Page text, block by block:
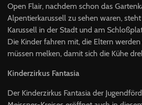
Open Flair, nachdem schon das
Alpentierkarussell zu sehen waren,
Karussell in der Stadt und am
Die Kinder fahren mit, die Eltern werden
müssen melken, damit sich die Kühe
Kinderzirkus Fantasia
Der Kinderzirkus Fantasia der